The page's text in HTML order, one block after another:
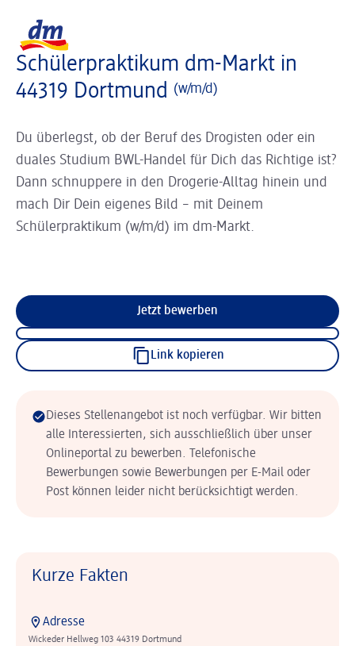
Schülerpraktikum dm-Markt in
44319 Dortmund (w/m/d)
Du überlegst, ob der Beruf des Drogisten oder ein
duales Studium BWL-Handel für Dich das Richtige ist?
Dann schnuppere in den Drogerie-Alltag hinein und
mach Dir Dein eigenes Bild – mit Deinem
Schülerpraktikum (w/m/d) im dm-Markt.
Jetzt bewerben
Link kopieren
Dieses Stellenangebot ist noch verfügbar. Wir bitten
alle Interessierten, sich ausschließlich über unser
Onlineportal zu bewerben. Telefonische
Bewerbungen sowie Bewerbungen per E-Mail oder
Post können leider nicht berücksichtigt werden.
Kurze Fakten
Adresse
Wickeder Hellweg 103 44319 Dortmund